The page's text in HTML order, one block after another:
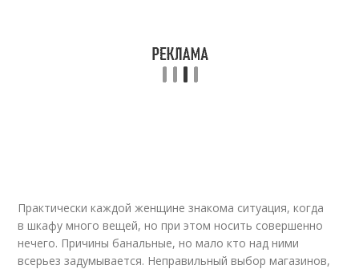
Практически каждой женщине знакома ситуация, когда
в шкафу много вещей, но при этом носить совершенно
нечего. Причины банальные, но мало кто над ними
всерьез задумывается. Неправильный выбор магазинов,